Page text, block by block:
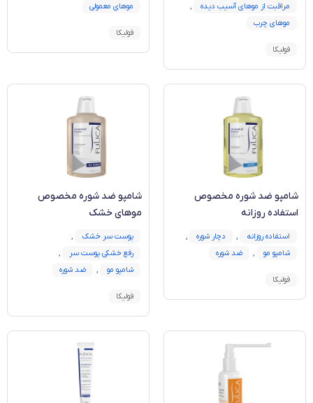
مراقبت از موهای آسیب دیده
,
موهای چرب
فولیکا
موهای معمولی
فولیکا
شامپو ضد شوره‌ مخصوص
استفاده روزانه
استفاده روزانه , دچار شوره
,
شامپو مو
, ضد شوره
فولیکا
شامپو ضد شوره‌ مخصوص
موهای خشک
پوست سر خشک
,
رفع خشکی پوست سر
,
شامپو مو
, ضد شوره
فولیکا